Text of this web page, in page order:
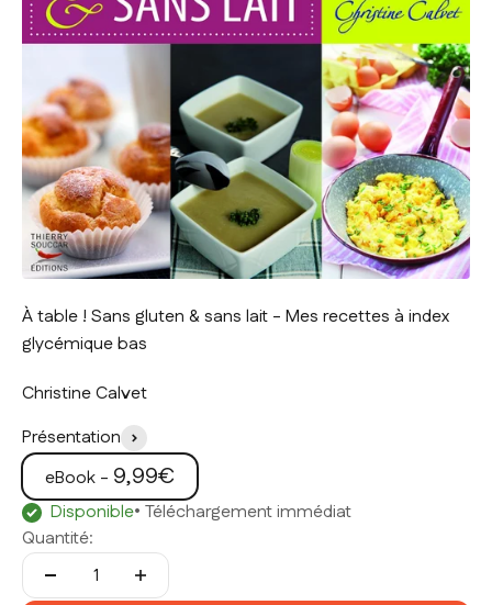
À table ! Sans gluten & sans lait - Mes recettes à index
glycémique bas
Christine Calvet
Présentation
eBook - Prix de vente
9,99€
Disponible• Téléchargement immédiat
Quantité: